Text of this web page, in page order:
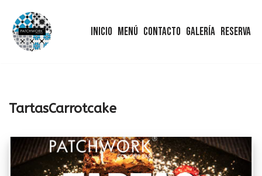
Saltar
Inicio Menú Contacto Galería Reserva
TartasCarrotcake